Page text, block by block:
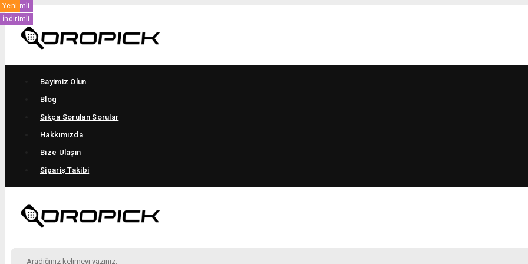
Bayimiz Olun
Blog
Sıkça Sorulan Sorular
Hakkımızda
Bize Ulaşın
Sipariş Takibi
0
Yeni
İndirimli
Yeni
İndirimli
Yeni
Yeni
İndirimli
İndirimli
Yeni
Yeni
İndirimli
Yeni
Yeni